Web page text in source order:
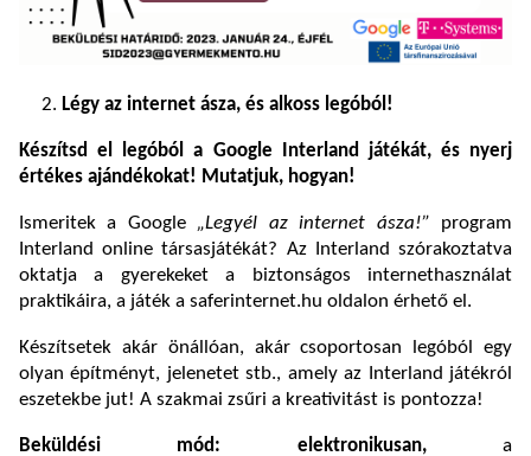
Légy az internet ásza, és alkoss legóból!
Készítsd el legóból a Google Interland játékát, és nyerj
értékes ajándékokat! Mutatjuk, hogyan!
Ismeritek a Google „Legyél az internet ásza!” program
Interland online társasjátékát? Az Interland szórakoztatva
oktatja a gyerekeket a biztonságos internethasználat
praktikáira, a játék a saferinternet.hu oldalon érhető el.
Készítsetek akár önállóan, akár csoportosan legóból egy
olyan építményt, jelenetet stb., amely az Interland játékról
eszetekbe jut! A szakmai zsűri a kreativitást is pontozza!
Beküldési mód: elektronikusan, a